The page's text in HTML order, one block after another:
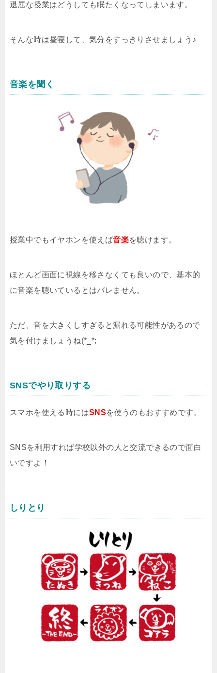
退屈な授業はどうしても眠たくなってしまいます。
そんな時は昼寝して、気分をすっきりさせましょう♪
音楽を聞く
授業中でもイヤホンを使えば音楽を聴けます。
ほとんど画面に視線を移さなくても良いので、基本的
に音楽を聴いているとはバレません。
ただ、音を大きくしすぎると漏れる可能性があるので
気を付けましょうね(*_*;
SNSでやり取りする
スマホを使える時にはSNSを使うのもおすすめです。
SNSを利用すれば学校以外の人と交流できるので面白
いですよ！
しりとり